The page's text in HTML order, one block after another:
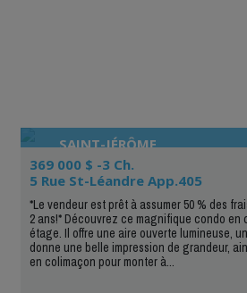
SAINT-JÉRÔME
369 000 $ -3 Ch.
5 Rue St-Léandre App.405
*Le vendeur est prêt à assumer 50 % des
2 ans!* Découvrez ce magnifique condo en
étage. Il offre une aire ouverte lumineuse,
donne une belle impression de grandeur,
en colimaçon pour monter à...